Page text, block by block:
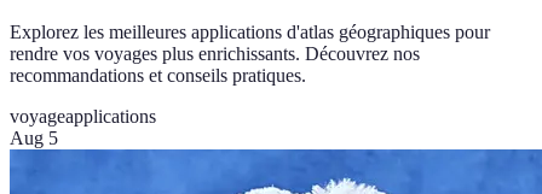
Explorez les meilleures applications d'atlas géographiques pour
rendre vos voyages plus enrichissants. Découvrez nos
recommandations et conseils pratiques.
voyageapplications
Aug 5